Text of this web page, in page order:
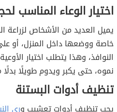
اختيار الوعاء المناسب
يميل العديد من الأشخاص لزراعة
خاصة ووضعها داخل المنزل، أو
النوافذ، وهذا يتطلب اختيار
نموه، حتى يكبر ويدوم طويلًا
تنظيف أدوات البستنة
يجب تنظيف أدوات تعشيب وري